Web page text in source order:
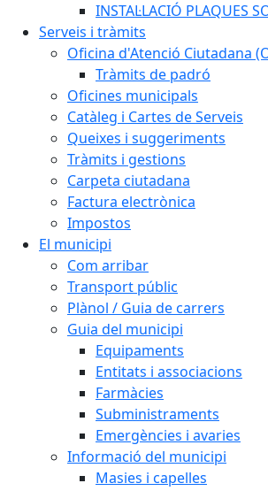
INSTAL·LACIÓ PLAQUES
Serveis i tràmits
Oficina d'Atenció Ciutadana
Tràmits de padró
Oficines municipals
Catàleg i Cartes de Serveis
Queixes i suggeriments
Tràmits i gestions
Carpeta ciutadana
Factura electrònica
Impostos
El municipi
Com arribar
Transport públic
Plànol / Guia de carrers
Guia del municipi
Equipaments
Entitats i associacions
Farmàcies
Subministraments
Emergències i avaries
Informació del municipi
Masies i capelles